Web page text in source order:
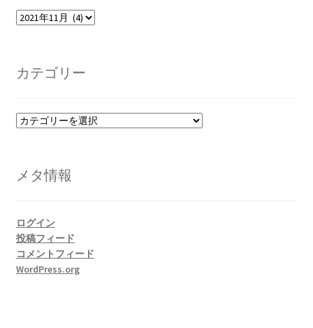
2022.12.29 原発事故と甲状腺がん
2023.1.26 「脱原発」成長論
南海トラフ巨大地震でも原発は大丈夫と言う人々
2025.9.30 市民エネルギーと地域主権
ア
ブ
カテゴリー
カ
ー
メタ情報
ログイン
投稿フィード
コメントフィード
WordPress.org